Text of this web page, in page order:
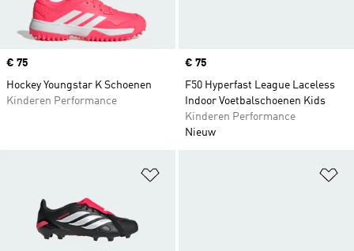
Price
€ 75
Hockey Youngstar K Schoenen
Kinderen Performance
Price
€ 75
F50 Hyperfast League Laceless
Indoor Voetbalschoenen Kids
Kinderen Performance
Nieuw